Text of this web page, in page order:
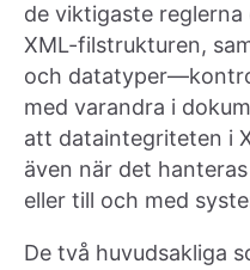
de viktigaste
XML-filstrukturen,
och
med varandra i
att dataintegriteten i
även när det
eller till och med
De två huvudsakliga